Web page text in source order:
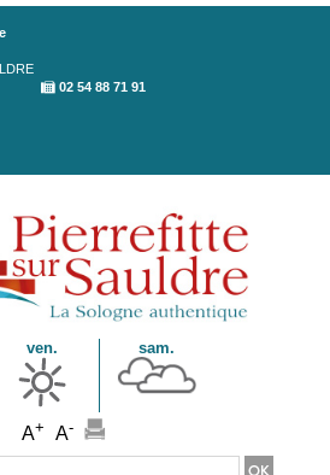
02 54 88 71 91
ven. sam.
A+ A-